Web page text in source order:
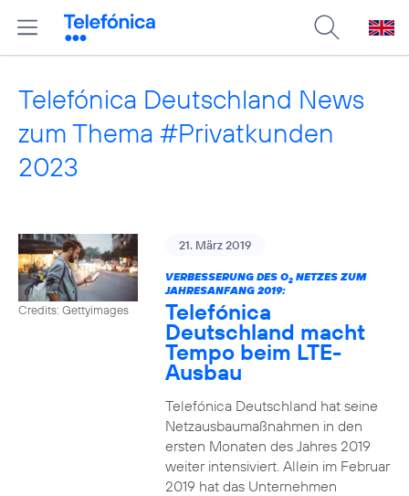
Telefónica Deutschland News
zum Thema #Privatkunden
2023
Credits: Gettyimages
21. März 2019
VERBESSERUNG DES O2NETZES ZUM
JAHRESANFANG 2019:
Telefónica
Deutschland macht
Tempo beim LTE-
Ausbau
Telefónica Deutschland hat seine
Netzausbaumaßnahmen in den
ersten Monaten des Jahres 2019
weiter intensiviert. Allein im Februar
2019 hat das Unternehmen